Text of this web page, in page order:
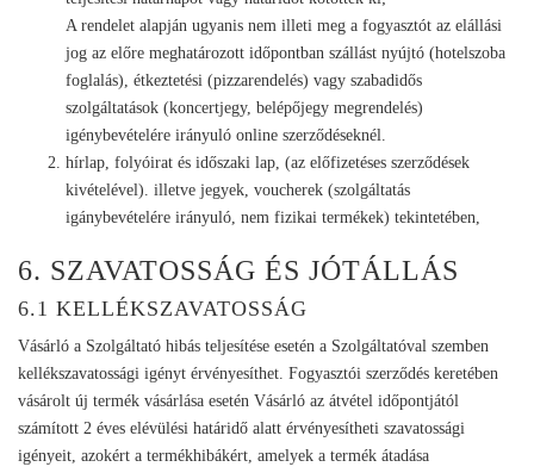
A rendelet alapján ugyanis nem illeti meg a fogyasztót az elállási
jog az előre meghatározott időpontban szállást nyújtó (hotelszoba
foglalás), étkeztetési (pizzarendelés) vagy szabadidős
szolgáltatások (koncertjegy, belépőjegy megrendelés)
igénybevételére irányuló online szerződéseknél.
hírlap, folyóirat és időszaki lap, (az előfizetéses szerződések
kivételével). illetve jegyek, voucherek (szolgáltatás
igánybevételére irányuló, nem fizikai termékek) tekintetében,
6. SZAVATOSSÁG ÉS JÓTÁLLÁS
6.1 KELLÉKSZAVATOSSÁG
Vásárló a Szolgáltató hibás teljesítése esetén a Szolgáltatóval szemben
kellékszavatossági igényt érvényesíthet. Fogyasztói szerződés keretében
vásárolt új termék vásárlása esetén Vásárló az átvétel időpontjától
számított 2 éves elévülési határidő alatt érvényesítheti szavatossági
igényeit, azokért a termékhibákért, amelyek a termék átadása